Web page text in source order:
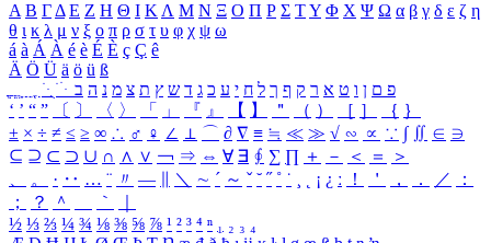
Α Β ΓΔ Ε Ζ Η Θ Ι ΚΛ Μ Ν Ξ Ο Π Ρ Σ ΤΥ Φ Χ Ψ Ω α β γ δ ε ζ η
θ ι κ λ μ ν ξ ο π ρ σ τ υ φ χ ψ ω
á à Á À é è É È ç Ç ê
Ä Ö Ü ä ö ü ß
ִֶֹ ֻּ ׁׂ פ ם ן ו ט א ר ק ף ך ל ח י ע כ ג ד ש ץ ת צ מ נ ה ב
‘ ’ “ ” 〔 〕 〈 〉 「 」 『 』 【 】 ＂ （ ） ［ ］ ｛ ｝
± × ÷ ≠ ≤ ≥ ∞ ∴ ♂ ♀ ∠ ⊥ ⌒ ∂ ∇ ≡ ≒ ≪ ≫ √ ∽ ∝ ∵ ∫ ∬ ∈ ∋
⊆ ⊇ ⊂ ⊃ ∪ ∩ ∧ ∨ ￢ ⇒ ⇔ ∀ ∃ ∮ ∑ ∏ ＋ － ＜ ＝
＞
、
。 · ‥ … ¨ 〃 ― ＼ ∼ ´ ～ ˇ ˘ ˝ ˚ ˙ ¸ ¡ ¿ ː ！ ＇ ， ． ／
：
；
？ ＾ ｀
½ ⅓ ⅔ ¼ ¾ ⅛ ⅜ ⅝ ⅞ ¹ ² ³ ⁴ ⁿ ₁ ₂ ₃ ₄